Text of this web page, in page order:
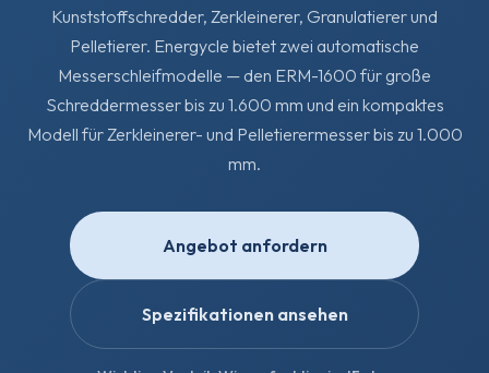
Kunststoffschredder, Zerkleinerer, Granulatierer und
Pelletierer. Energycle bietet zwei automatische
Messerschleifmodelle — den ERM-1600 für große
Schreddermesser bis zu 1.600 mm und ein kompaktes
Modell für Zerkleinerer- und Pelletierermesser bis zu 1.000
mm.
Angebot anfordern
Spezifikationen ansehen